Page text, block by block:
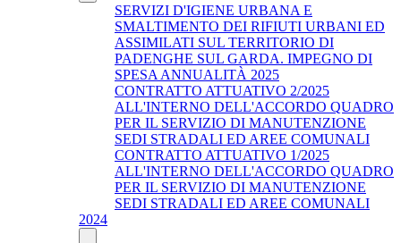
SERVIZI D'IGIENE URBANA E
SMALTIMENTO DEI RIFIUTI URBANI ED
ASSIMILATI SUL TERRITORIO DI
PADENGHE SUL GARDA. IMPEGNO DI
SPESA ANNUALITÀ 2025
CONTRATTO ATTUATIVO 2/2025
ALL'INTERNO DELL'ACCORDO QUADRO
PER IL SERVIZIO DI MANUTENZIONE
SEDI STRADALI ED AREE COMUNALI
CONTRATTO ATTUATIVO 1/2025
ALL'INTERNO DELL'ACCORDO QUADRO
PER IL SERVIZIO DI MANUTENZIONE
SEDI STRADALI ED AREE COMUNALI
2024